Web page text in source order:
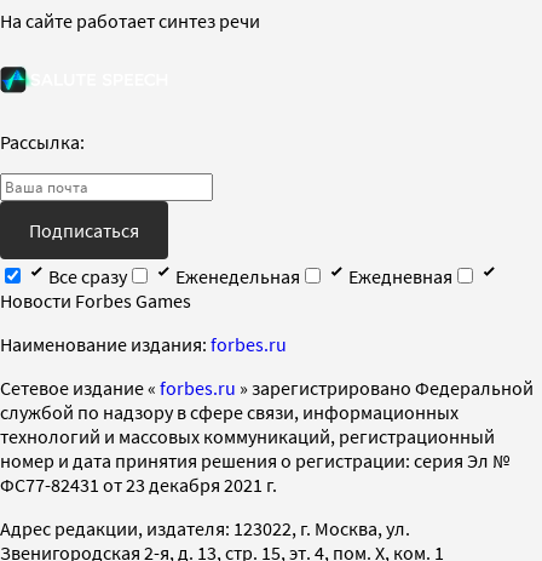
На сайте работает синтез речи
Рассылка:
Подписаться
Все сразу
Еженедельная
Ежедневная
Новости Forbes Games
Наименование издания: forbes.ru
Cетевое издание « forbes.ru » зарегистрировано Федеральной
службой по надзору в сфере связи, информационных
технологий и массовых коммуникаций, регистрационный
номер и дата принятия решения о регистрации: серия Эл №
ФС77-82431 от 23 декабря 2021 г.
Адрес редакции, издателя: 123022, г. Москва, ул.
Звенигородская 2-я, д. 13, стр. 15, эт. 4, пом. X, ком. 1